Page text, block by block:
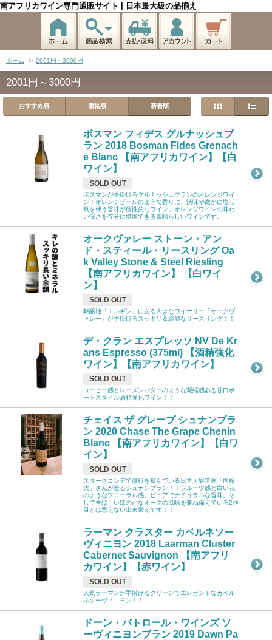
南アフリカワイン専門通販サイト | 日本最大級の品揃え
ホーム > 2001円～3000円
2001円～3000円
おすすめ順 価格順 新着順
ボスマン フィデス グルナッシュブ
ラン 2018 Bosman Fides Grenach
e Blanc 【南アフリカワイン】【白
ワイン】
SOLD OUT
ボスマンが手掛けるグルナッシュブランのオレンジワイ
ン！オレンジピールのような香りに、渋味や微かに塩っ
気を伴う旨味が個性的なワイン。オレンジワインの味わ
い深さを存分に堪能できる素晴らしいワインです。
オークヴァレー ストーン・アン
ド・スティール・リースリング Oa
k Valley Stone & Steel Riesling
【南アフリカワイン】 【白ワイ
ン】
SOLD OUT
銘醸地「エルギン」にある大きなワイナリー「オークヴ
ァレー」が手掛けるスッキリ＆綺麗なリースリング！！
デ・クラン エスプレッソ NV De Kr
ans Espresso (375ml) 【酒精強化
ワイン】【南アフリカワイン】
SOLD OUT
コーヒー感とレーズンバターのような凝縮感ある甘口ポ
ートスタイル酒精強化ワイン！！
チェイス ザ グレープ シュナンブラ
ン 2020 Chase The Grape Chenin
Blanc 【南アフリカワイン】【白ワ
イン】
SOLD OUT
スタークコンデで修行を積んでいる日本人醸造家「内藤
大」さんが造るシュナンブラン！！フルーツ感と白い花
のようなフローラル感、ピュアでナチュラルな旨味。そ
して香ばしいほのかなオークの風味を兼ね備えている2作
目とは思えない出来栄えです！！
ラーマン クラスター カベルネソー
ヴィニヨン 2018 Laarman Cluster
Cabernet Sauvignon 【南アフリ
カワイン】【赤ワイン】
SOLD OUT
人気ラーマンが手掛けるクリーンでエレガントなカベル
ネソーヴィニヨン！！
ドーン・パトロール・ワインズ ソ
ーヴィニヨンブラン 2019 Dawn Pa